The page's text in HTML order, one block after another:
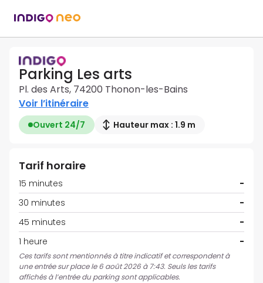
Parking Les arts
Pl. des Arts, 74200 Thonon-les-Bains
Voir l’itinéraire
Ouvert 24/7 Hauteur max : 1.9 m
Tarif horaire
15 minutes
-
30 minutes
-
45 minutes
-
1 heure
-
Ces tarifs sont mentionnés à titre indicatif et correspondent à
une entrée sur place le 6 août 2026 à 7:43. Seuls les tarifs
affichés à l’entrée du parking sont applicables.